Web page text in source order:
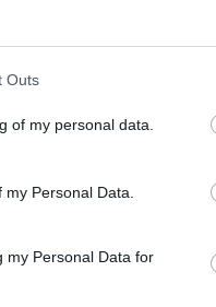
Outs
of my personal data.
Personal Data.
my Personal Data for
lat
majątek Macieja Świrskiego
i Telewizji oraz
służb związane są z
pt. „Sprawiedliwe sądy”.